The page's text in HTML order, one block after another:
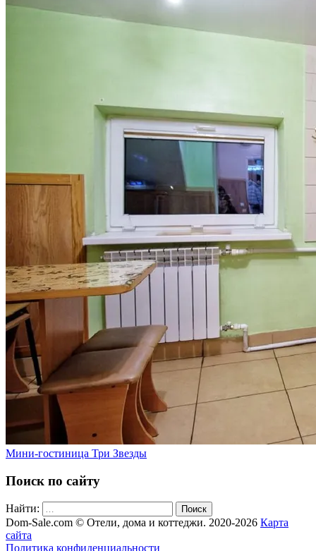
Мини-гостиница Три Звезды
Поиск по сайту
Найти: Поиск
Dom-Sale.com © Отели, дома и коттеджи. 2020-2026 Карта
сайта
Политика конфиденциальности